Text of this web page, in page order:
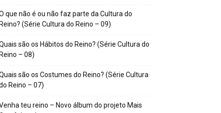
que não é ou não faz parte da Cultura do
(Série Cultura do Reino – 09)
são os Hábitos do Reino? (Série Cultura do
– 08)
são os Costumes do Reino? (Série Cultura
Reino – 07)
teu reino – Novo álbum do projeto Mais